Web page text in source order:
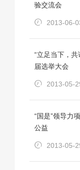
验交流会
2013-06-
“立足当下，
届选举大会
2013-05-
“国是”领导力
公益
2013-05-